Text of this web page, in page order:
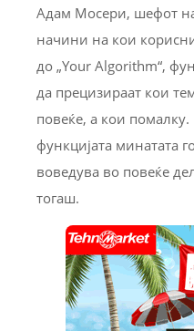
Адам Мосери, шефот
начини на кои
до „Your Algorithm“,
да прецизираат кои
повеќе, а кои
функцијата минатата
воведува во повеќе
тогаш.